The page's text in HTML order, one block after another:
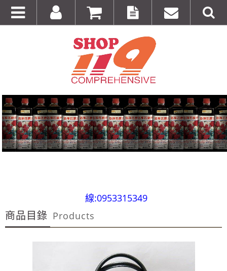
線:0953315349
100%美國正品~美國代購短T~全館75折~售完為止!
~週年慶～週年慶～團購聖品~ 金皮油~買滿二千元免
100%美國OUTLET代購~全館美國紐約正品服飾~滿
商品目錄 Products